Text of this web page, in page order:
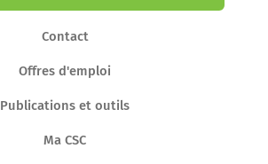
Contact
Offres d'emploi
Publications et outils
Ma CSC